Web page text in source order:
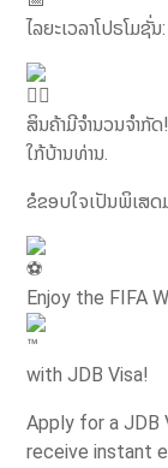
ໄລຍະເວລາໂປຣໂມ
ສິນຄ້າມີຈຳນວນຈຳກັ
ໃກ້ບ້ານທ່ານ.
ຂໍຂອບໃຈເປັນພິເສດ
Enjoy the FIFA
with JDB Visa!
Apply for a JDB
receive instant